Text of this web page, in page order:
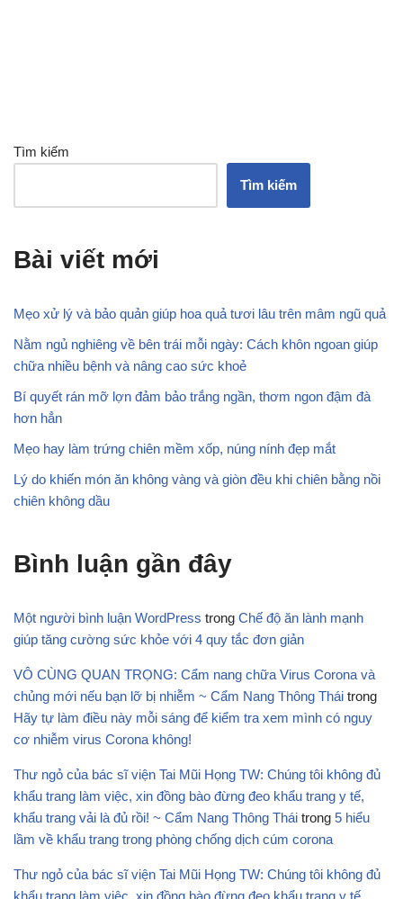
Tìm kiếm
Tìm kiếm
Bài viết mới
Mẹo xử lý và bảo quản giúp hoa quả tươi lâu trên mâm ngũ quả
Nằm ngủ nghiêng về bên trái mỗi ngày: Cách khôn ngoan giúp
chữa nhiều bệnh và nâng cao sức khoẻ
Bí quyết rán mỡ lợn đảm bảo trắng ngần, thơm ngon đậm đà
hơn hẳn
Mẹo hay làm trứng chiên mềm xốp, núng nính đẹp mắt
Lý do khiến món ăn không vàng và giòn đều khi chiên bằng nồi
chiên không dầu
Bình luận gần đây
Một người bình luận WordPress trong Chế độ ăn lành mạnh
giúp tăng cường sức khỏe với 4 quy tắc đơn giản
VÔ CÙNG QUAN TRỌNG: Cẩm nang chữa Virus Corona và
chủng mới nếu bạn lỡ bị nhiễm ~ Cẩm Nang Thông Thái trong
Hãy tự làm điều này mỗi sáng để kiểm tra xem mình có nguy
cơ nhiễm virus Corona không!
Thư ngỏ của bác sĩ viện Tai Mũi Họng TW: Chúng tôi không đủ
khẩu trang làm việc, xin đồng bào đừng đeo khẩu trang y tế,
khẩu trang vải là đủ rồi! ~ Cẩm Nang Thông Thái trong 5 hiểu
lầm về khẩu trang trong phòng chống dịch cúm corona
Thư ngỏ của bác sĩ viện Tai Mũi Họng TW: Chúng tôi không đủ